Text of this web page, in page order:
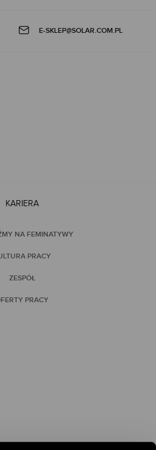
E-SKLEP@SOLAR.COM.PL
KARIERA
NA FEMINATYWY
PRACY
ZESPÓŁ
PRACY